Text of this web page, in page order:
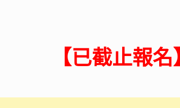
【已截止報名】